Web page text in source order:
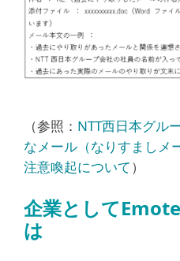
（参照： NTT西日本グル
なメール（なりすましメ
注意喚起について）
企業として
は